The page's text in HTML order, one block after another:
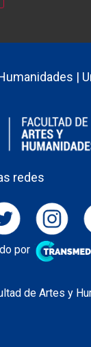
|
redes
por
de Artes y